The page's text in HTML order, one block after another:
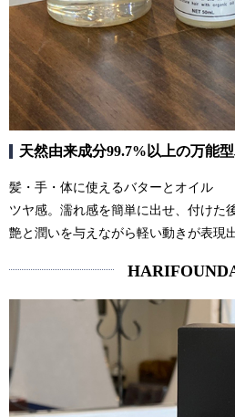
天然由来成分99.7%以上の万能
髪・手・体に使えるバターとオイル
ツヤ感。濡れ感を簡単に出せ、付けた
艶と潤いを与えながら軽い動きが表現